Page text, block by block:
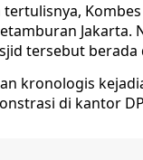
Jakarta.
tersebut berada
kronologis
di kantor